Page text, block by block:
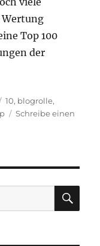
Wertung
Top 100
der
Schlagwörter
10, blogrolle,
Schreibe einen